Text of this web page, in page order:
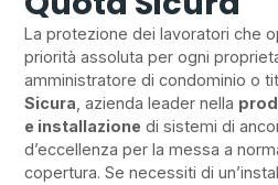
La protezione dei lavoratori che
priorità assoluta per ogni
amministratore di condominio o
Sicura , azienda leader nella
e installazione di sistemi di
d’eccellenza per la messa a
copertura. Se necessiti di